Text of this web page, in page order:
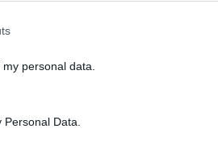
personal data.
Data.
για τον